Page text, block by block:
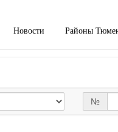
Новости Районы
№